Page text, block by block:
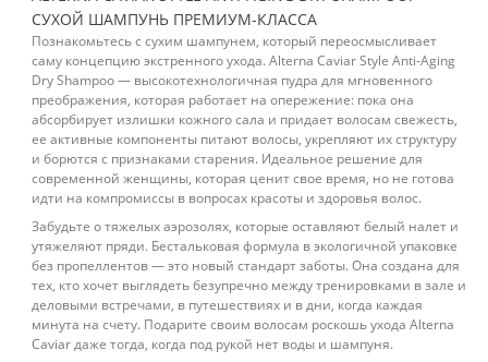
СУХОЙ ШАМПУНЬ ПРЕМИУМ-КЛАССА
Познакомьтесь с сухим шампунем, который переосмысливает
саму концепцию экстренного ухода. Alterna Caviar Style Anti-Aging
Dry Shampoo — высокотехнологичная пудра для мгновенного
преображения, которая работает на опережение: пока она
абсорбирует излишки кожного сала и придает волосам свежесть,
ее активные компоненты питают волосы, укрепляют их структуру
и борются с признаками старения. Идеальное решение для
современной женщины, которая ценит свое время, но не готова
идти на компромиссы в вопросах красоты и здоровья волос.
Забудьте о тяжелых аэрозолях, которые оставляют белый налет и
утяжеляют пряди. Бестальковая формула в экологичной упаковке
без пропеллентов — это новый стандарт заботы. Она создана для
тех, кто хочет выглядеть безупречно между тренировками в зале и
деловыми встречами, в путешествиях и в дни, когда каждая
минута на счету. Подарите своим волосам роскошь ухода Alterna
Caviar даже тогда, когда под рукой нет воды и шампуня.